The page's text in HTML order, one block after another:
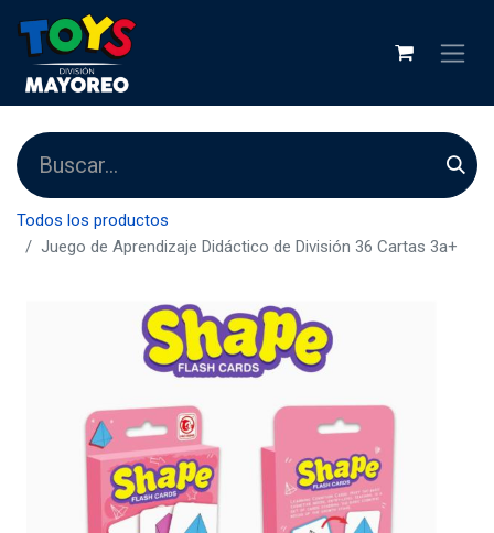
Todos los productos
Juego de Aprendizaje Didáctico de División 36 Cartas 3a+